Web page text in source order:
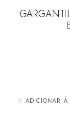
ADICIONAR À